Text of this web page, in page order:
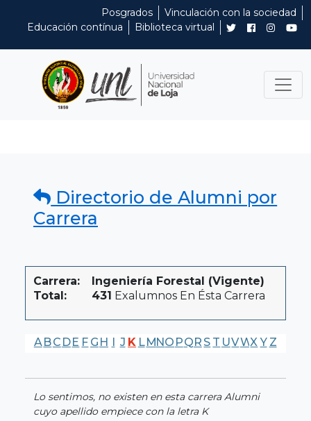
Posgrados
Vinculación con la sociedad
Educación contínua
Biblioteca virtual
Directorio de Alumni por
Carrera
Carrera:
Ingeniería Forestal (Vigente)
Total:
431 Exalumnos En Ésta Carrera
A BC DE F G H I J K LMNO PQR S T UVWX Y Z
Lo sentimos, no existen en esta carrera Alumni
cuyo apellido empiece con la letra K